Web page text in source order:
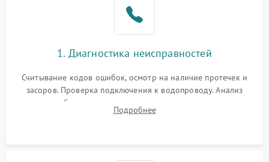
1. Диагностика неисправностей
Считывание кодов ошибок, осмотр на наличие протечек и
засоров. Проверка подключения к водопроводу. Анализ
жалоб на отсутствие слива, нагрева, вращения
разбрызгивателей или срабатывание системы защиты
Подробнее